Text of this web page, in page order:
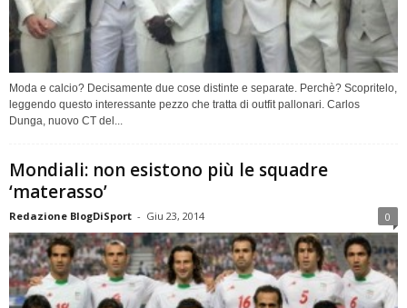
Moda e calcio? Decisamente due cose distinte e separate. Perchè? Scopritelo,
leggendo questo interessante pezzo che tratta di outfit pallonari. Carlos
Dunga, nuovo CT del...
Mondiali: non esistono più le squadre
‘materasso’
Redazione BlogDiSport - Giu 23, 2014 0